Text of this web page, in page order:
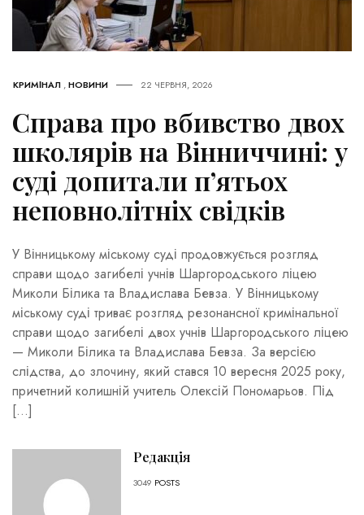
КРИМІНАЛ ,НОВИНИ 22 ЧЕРВНЯ, 2026
Справа про вбивство двох
школярів на Вінниччині: у
суді допитали п’ятьох
неповнолітніх свідків
У Вінницькому міському суді продовжується розгляд
справи щодо загибелі учнів Шаргородського ліцею
Миколи Білика та Владислава Бевза. У Вінницькому
міському суді триває розгляд резонансної кримінальної
справи щодо загибелі двох учнів Шаргородського ліцею
— Миколи Білика та Владислава Бевза. За версією
слідства, до злочину, який стався 10 вересня 2025 року,
причетний колишній учитель Олексій Пономарьов. Під
[…]
Редакція
3049 POSTS